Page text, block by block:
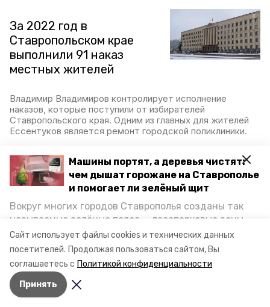
Сайт использует файлы cookies и технических данных
посетителей. Продолжая пользоваться сайтом, Вы
соглашаетесь с Политикой конфиденциальности
Принять
Машины портят, а деревья чистят:
чем дышат горожане на Ставрополье
и помогает ли зелёный щит
Вокруг многих городов Ставрополья созданы так
называемые зелёные пояса — лесопарковые зоны,
снижающие негативное воздействие выхлопных
газов на атмосферу. Справляются ли они с
постоянно растущим потоком автотранспорта и
каким воздухом дышат жители края, узнала
корреспондент «Победы26».
За 2022 год в
Ставропольском крае
выполнили 91 наказ
местных жителей
Владимир Владимиров контролирует исполнение
наказов, которые поступили от избирателей
Ставропольского края. Одним из главных для жителей
Ессентуков является ремонт городской поликлиники.
Бюджет дорожного
фонда Ставрополья в
2023 году составит
более 13,2 млрд рублей
Новый бюджет дорожного фонда Ставропольского края
будет одним из самых высоких за всё время — более
13,2 млрд рублей. Средства позволят отремонтировать,